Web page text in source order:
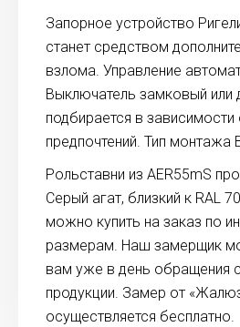
Запорное устройство
станет средством
взлома. Управление
Выключатель замковый или
подбирается в
предпочтений. Тип монтажа
Рольставни из AER55mS
Серый агат, близкий к RAL
можно купить на заказ по
размерам. Наш замерщик
вам уже в день обращения
продукции. Замер от
осуществляется бесплатно.